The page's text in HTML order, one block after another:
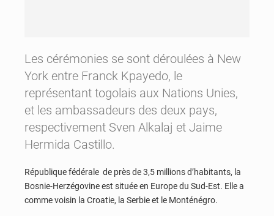
Les cérémonies se sont déroulées à New
York entre Franck Kpayedo, le
représentant togolais aux Nations Unies,
et les ambassadeurs des deux pays,
respectivement Sven Alkalaj et Jaime
Hermida Castillo.
République fédérale de près de 3,5 millions d’habitants, la
Bosnie-Herzégovine est située en Europe du Sud-Est. Elle a
comme voisin la Croatie, la Serbie et le Monténégro.